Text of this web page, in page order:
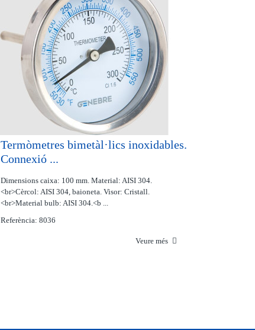
Termòmetres bimetàl·lics inoxidables.
Connexió ...
Dimensions caixa: 100 mm. Material: AISI 304.
<br>Cèrcol: AISI 304, baioneta. Visor: Cristall.
<br>Material bulb: AISI 304.<b ...
Referència: 8036
Veure més